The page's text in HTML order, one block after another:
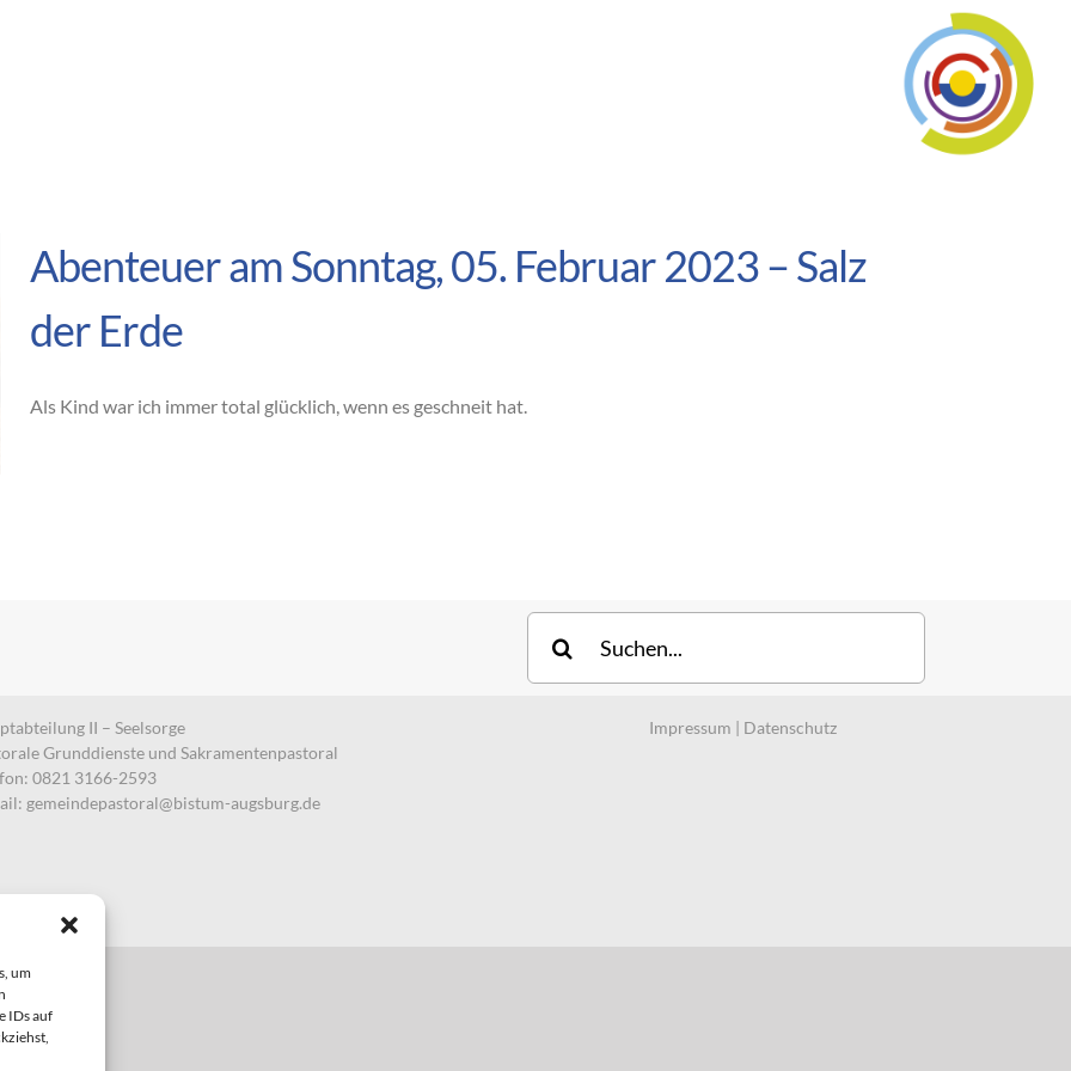
um
IDs auf
Abenteuer am Sonntag, 05. Februar 2023 – Salz
der Erde
Als Kind war ich immer total glücklich, wenn es geschneit hat.
Suche
nach:
II – Seelsorge
Grunddienste und Sakramentenpastoral
0821 3166-2593
gemeindepastoral@bistum-augsburg.de
Impressum | Datenschutz